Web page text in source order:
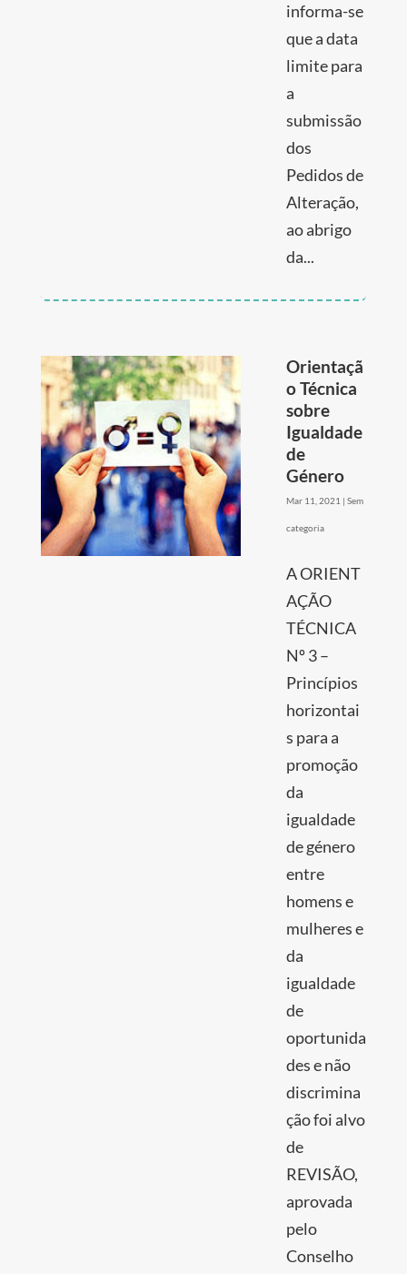
informa-se
que a data
limite para
a
submissão
dos
Pedidos de
Alteração,
ao abrigo
da...
Orientaçã
o Técnica
sobre
Igualdade
de
Género
Mar 11, 2021 | Sem
categoria
A ORIENT
AÇÃO
TÉCNICA
Nº 3 –
Princípios
horizontai
s para a
promoção
da
igualdade
de género
entre
homens e
mulheres e
da
igualdade
de
oportunida
des e não
discrimina
ção foi alvo
de
REVISÃO,
aprovada
pelo
Conselho